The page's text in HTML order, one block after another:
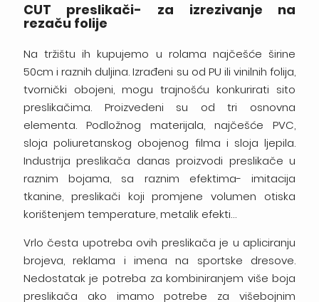
CUT preslikači- za izrezivanje na
rezaču folije
Na tržištu ih kupujemo u rolama najčešće širine
50cm i raznih duljina. Izrađeni su od PU ili vinilnih folija,
tvornički obojeni, mogu trajnošću konkurirati sito
preslikačima. Proizvedeni su od tri osnovna
elementa. Podložnog materijala, najčešće PVC,
sloja poliuretanskog obojenog filma i sloja ljepila.
Industrija preslikača danas proizvodi preslikače u
raznim bojama, sa raznim efektima- imitacija
tkanine, preslikači koji promjene volumen otiska
korištenjem temperature, metalik efekti…
Vrlo česta upotreba ovih preslikača je u apliciranju
brojeva, reklama i imena na sportske dresove.
Nedostatak je potreba za kombiniranjem više boja
preslikača ako imamo potrebe za višebojnim